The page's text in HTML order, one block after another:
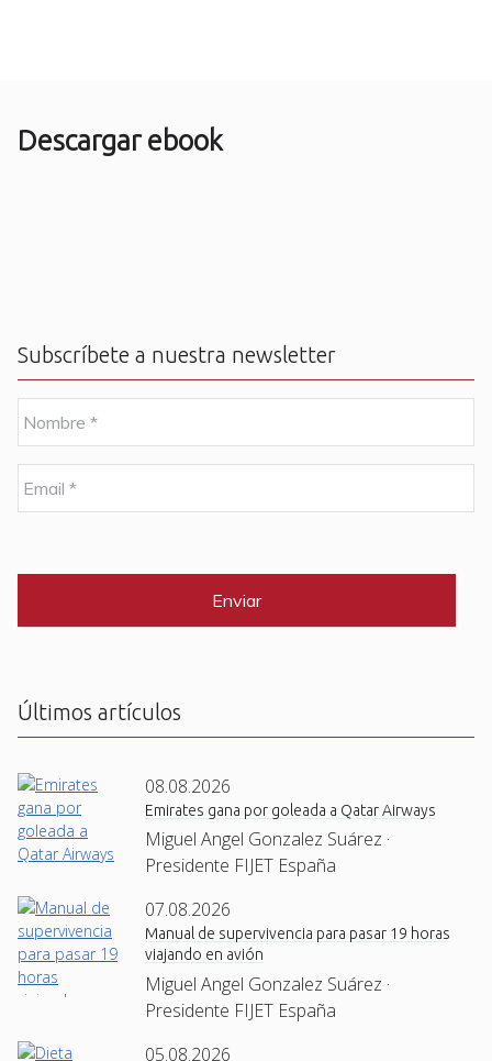
Descargar ebook
Subscríbete a nuestra newsletter
o
m
e
m
a
C
Últimos artículos
08.08.2026
Emirates gana por goleada a Qatar Airways
Miguel Angel Gonzalez Suárez ·
Presidente FIJET España
07.08.2026
Manual de supervivencia para pasar 19 horas
viajando en avión
Miguel Angel Gonzalez Suárez ·
Presidente FIJET España
05.08.2026